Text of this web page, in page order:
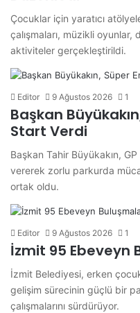
Çocuklar için yaratıcı
çalışmaları, müzikli
aktiviteler gerçekleştirildi.
Editor 9 Ağustos 2026 1
Başkan
Start Verdi
Başkan Tahir Büyükakın, GP
vererek zorlu parkurda
ortak oldu.
Editor 9 Ağustos 2026 1
İzmit 95 Ebeveyn
İzmit Belediyesi, erken
gelişim sürecinin güçlü bir
çalışmalarını sürdürüyor.